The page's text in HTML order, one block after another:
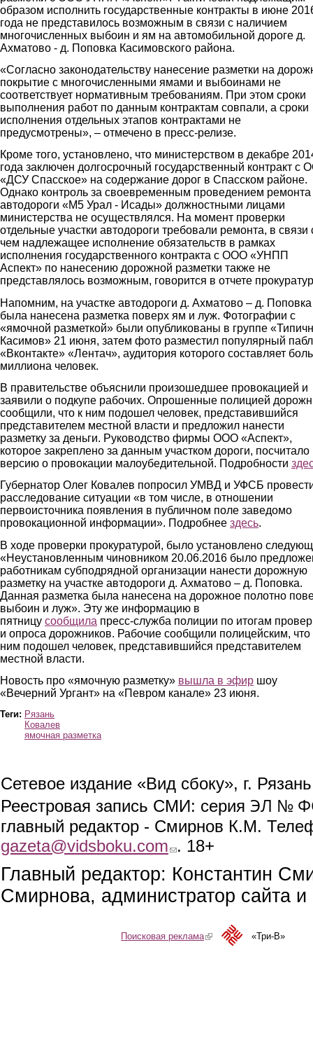
образом исполнить государственные контракты в июне
года не представилось возможным в связи с наличием
многочисленных выбоин и ям на автомобильной дороге д.
Ахматово - д. Поповка Касимовского района.
«Согласно законодательству нанесение разметки на
покрытие с многочисленными ямами и выбоинами не
соответствует нормативным требованиям. При этом сроки
выполнения работ по данным контрактам совпали, а сроки
исполнения отдельных этапов контрактами не
предусмотрены», – отмечено в пресс-релизе.
Кроме того, установлено, что министерством в декабре
года заключен долгосрочный государственный контракт с
«ДСУ Спасское» на содержание дорог в Спасском районе.
Однако контроль за своевременным проведением ремонта
автодороги «М5 Урал - Исады» должностными лицами
министерства не осуществлялся. На момент проверки
отдельные участки автодороги требовали ремонта, в связи
чем надлежащее исполнение обязательств в рамках
исполнения государственного контракта с ООО «УНПП
Аспект» по нанесению дорожной разметки также не
представлялось возможным, говорится в отчете
Напомним, на участке автодороги д. Ахматово – д. Поповка
была нанесена разметка поверх ям и луж. Фотографии с
«ямочной разметкой» были опубликованы в группе
Касимов» 21 июня, затем фото разместил популярный
«Вконтакте» «Лентач», аудитория которого составляет
миллиона человек.
В правительстве объяснили произошедшее провокацией и
заявили о подкупе рабочих. Опрошенные полицией
сообщили, что к ним подошел человек, представившийся
представителем местной власти и предложил нанести
разметку за деньги. Руководство фирмы ООО «Аспект»,
которое закреплено за данным участком дороги, посчитало
версию о провокации малоубедительной. Подробности
Губернатор Олег Ковалев попросил УМВД и УФСБ
расследование ситуации «в том числе, в отношении
первоисточника появления в публичном поле заведомо
провокационной информации». Подробнее здесь.
В ходе проверки прокуратурой, было установлено
«Неустановленным чиновником 20.06.2016 было
работникам субподрядной организации нанести дорожную
разметку на участке автодороги д. Ахматово – д. Поповка.
Данная разметка была нанесена на дорожное полотно
выбоин и луж». Эту же информацию в
пятницу сообщила пресс-служба полиции по итогам
и опроса дорожников. Рабочие сообщили полицейским, что
ним подошел человек, представившийся представителем
местной власти.
Новость про «ямочную разметку» вышла в эфир шоу
«Вечерний Ургант» на «Певром канале» 23 июня.
Теги: Рязань
Ковалев
ямочная разметка
Сетевое издание «Вид сбоку», г.
Реестровая запись СМИ: серия ЭЛ №
главный редактор - Смирнов К.М.
gazeta@vidsboku.com (link sends e-mail)
. 18+
Главный редактор: Константин
Смирнова, администратор сайта
Поисковая реклама(link is external)«Три-В»